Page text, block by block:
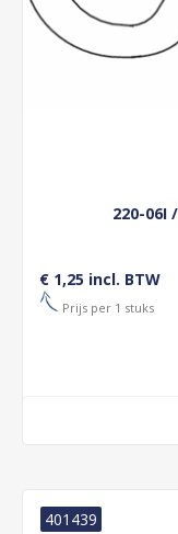
220-06I
€ 1,25 incl. BTW
Prijs per 1 stuks
401439